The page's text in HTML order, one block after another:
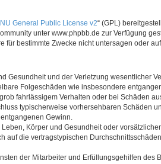
General Public License v2“ (GPL)
unter www.phpbb.de zur Verfügung
bestimmte Zwecke nicht untersagen oder
Gesundheit und der Verletzung wesentlicher
Folgeschäden wie insbesondere
fahrlässigem Verhalten oder bei Schäden
typischerweise vorhersehbaren Schäden
Gewinn.
Körper und Gesundheit oder
die vertragstypischen
der Mitarbeiter und Erfüllungsgehilfen des